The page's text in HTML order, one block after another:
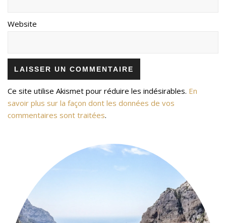
Website
Ce site utilise Akismet pour réduire les indésirables. En
savoir plus sur la façon dont les données de vos
commentaires sont traitées.